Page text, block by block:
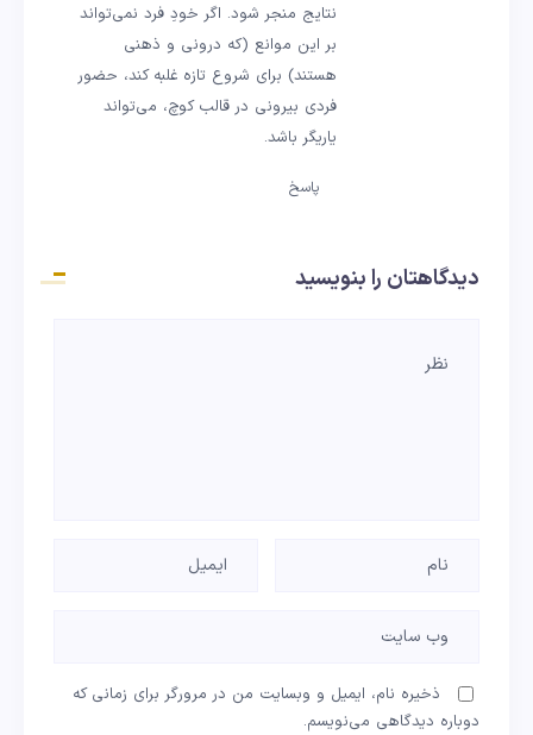
نتایج منجر شود. اگر خودِ فرد نمی‌تواند
بر این موانع (که درونی و ذهنی
هستند) برای شروع تازه غلبه کند، حضور
فردی بیرونی در قالب کوچ،‌ می‌تواند
یاریگر باشد.
پاسخ
دیدگاهتان را بنویسید
ذخیره نام، ایمیل و وبسایت من در مرورگر برای زمانی که
دوباره دیدگاهی می‌نویسم.